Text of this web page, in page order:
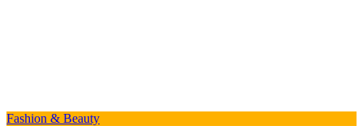
Fashion & Beauty